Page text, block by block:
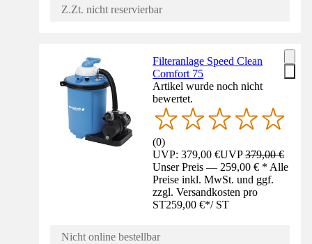
Z.Zt. nicht reservierbar
Filteranlage Speed Clean
Comfort 75
Artikel wurde noch nicht
bewertet.
(0)
UVP: 379,00 €UVP379,00 €
Unser Preis — 259,00 € * Alle
Preise inkl. MwSt. und ggf.
zzgl. Versandkosten pro
ST259,00 €*/ ST
Nicht online bestellbar